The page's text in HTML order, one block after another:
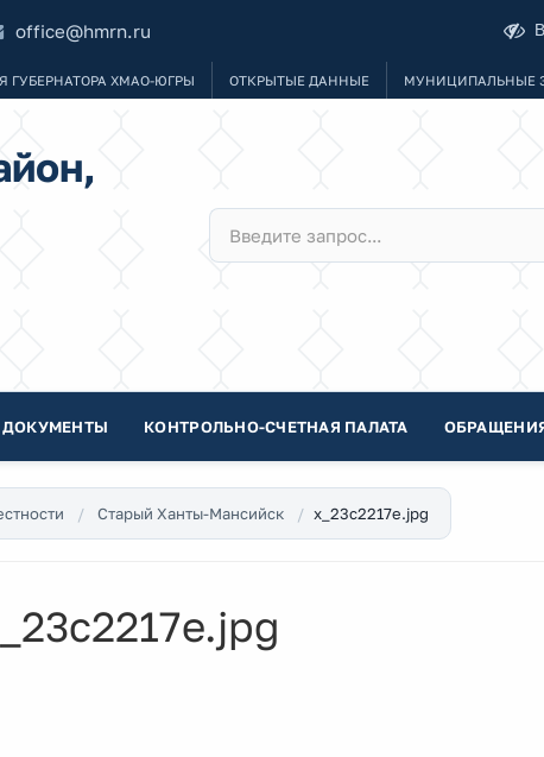
office@hmrn.ru
ГУБЕРНАТОРА ХМАО-ЮГРЫ ОТКРЫТЫЕ ДАННЫЕ МУНИЦИПАЛЬНЫЕ
ДОКУМЕНТЫ КОНТРОЛЬНО-СЧЕТНАЯ ПАЛАТА
Старый Ханты-Мансийск x_23c2217e.jpg